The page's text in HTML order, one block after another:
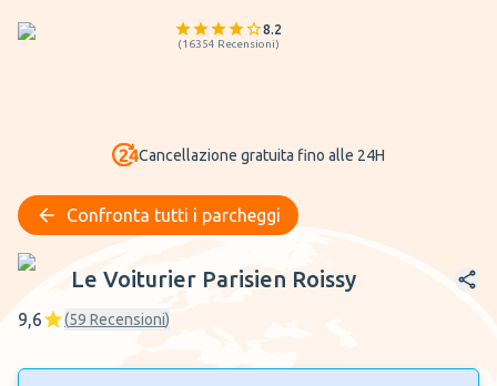
8.2
(16354 Recensioni)
Cancellazione gratuita fino alle 24H
Confronta tutti i parcheggi
Le Voiturier Parisien Roissy
Le Voiturier Parisien Roissy
9,6 (59 Recensioni)